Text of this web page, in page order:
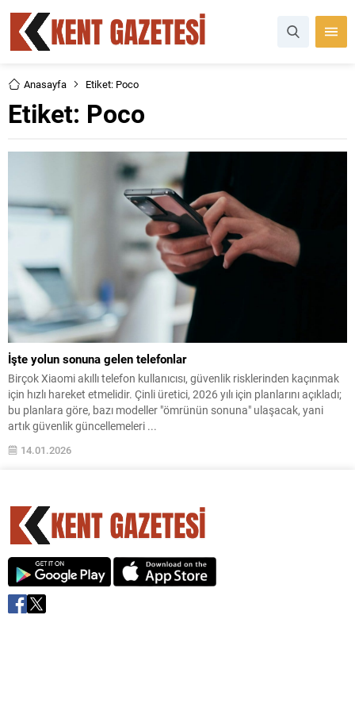
Anasayfa Etiket: Poco
Etiket: Poco
İşte yolun sonuna gelen telefonlar
Birçok Xiaomi akıllı telefon kullanıcısı, güvenlik risklerinden kaçınmak
için hızlı hareket etmelidir. Çinli üretici, 2026 yılı için planlarını açıkladı;
bu planlara göre, bazı modeller "ömrünün sonuna" ulaşacak, yani
artık güvenlik güncellemeleri ...
14.01.2026